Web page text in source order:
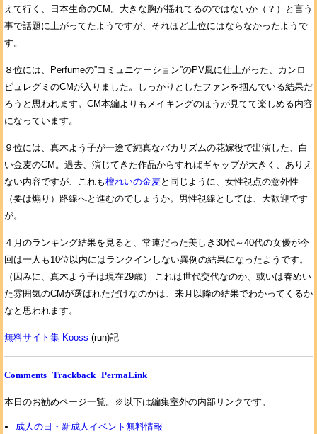
えて行く、日本生命のCM。大きな胸が揺れてるのではないか（？）と言う
事で話題に上がってたようですが、それほど上位にはならなかったようで
す。
８位には、Perfumeの”コミュニケーション”のPV風に仕上がった、カンロ
ピュレグミのCMが入りました。しっかりとしたファンを掴んでいる結果だ
ろうと思われます。CM本編よりもメイキングのほうが見てて楽しめる内容
になっています。
９位には、真木よう子が一途で純真なバカリズムの花嫁役で出演した、白
い金麦のCM。過去、演じてきた作品からすればギャップが大きく、ありえ
ない内容ですが、これも檀れいの金麦と同じように、女性視点の意外性
（要は煽り）路線へと進むのでしょうか。男性視線としては、大歓迎です
が。
４月のランキング結果を見ると、常連だった美しき30代～40代の女優が今
回は一人も10位以内にはランクインしない異例の結果になったようです。
（因みに、真木よう子は現在29歳） これは世代交代なのか、或いは春めい
た雰囲気のCMが選ばれただけなのかは、来月以降の結果でわかってくるか
なと思われます。
無料サイト集 Kooss (run)記
Comments Trackback PermaLink
本日のお勧めページ一覧。※以下は編集室外の内部リンクです。
成人の日・新成人イベント無料情報